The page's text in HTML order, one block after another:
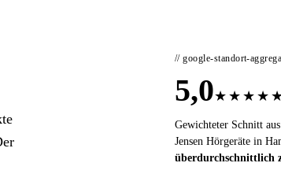
// google-standort-
5,0★ ★ ★ ★
Gewichteter Schnitt aus
Jensen Hörgeräte in
überdurchschnittlich